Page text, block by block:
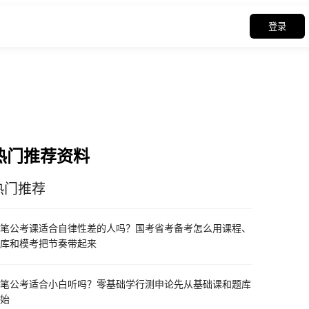
登录
门推荐资料
门推荐
公考课适合自律性差的人吗？国考省考备考怎么用课程、
和模考把节奏带起来
公考适合小白听吗？零基础学行测申论先从基础课和题库